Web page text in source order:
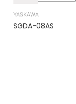
YASKAWA
SGDA-08AS